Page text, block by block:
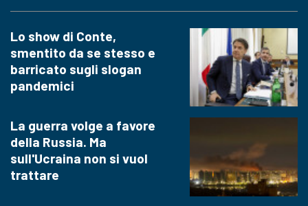
Lo show di Conte,
smentito da se stesso e
barricato sugli slogan
pandemici
La guerra volge a favore
della Russia. Ma
sull'Ucraina non si vuol
trattare